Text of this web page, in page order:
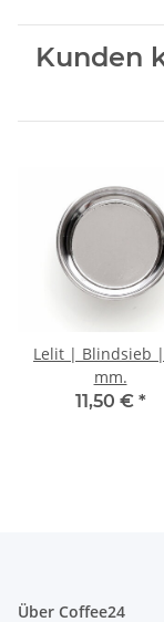
Kunden
Lelit | Blindsieb
mm.
11,50 € *
Über Coffee24